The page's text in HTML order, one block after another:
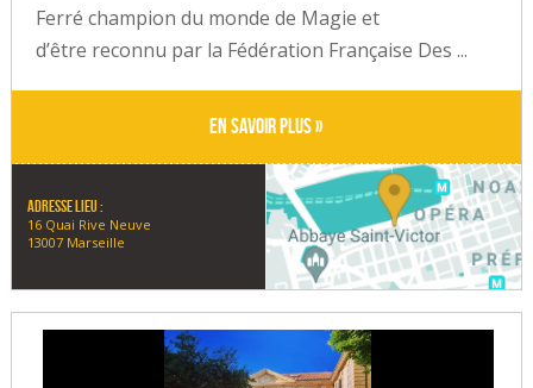
Ferré champion du monde de Magie et
d’être reconnu par la Fédération Française Des ...
En savoir plus »
Adresse lieu :
16 Quai Rive Neuve
13007 Marseille